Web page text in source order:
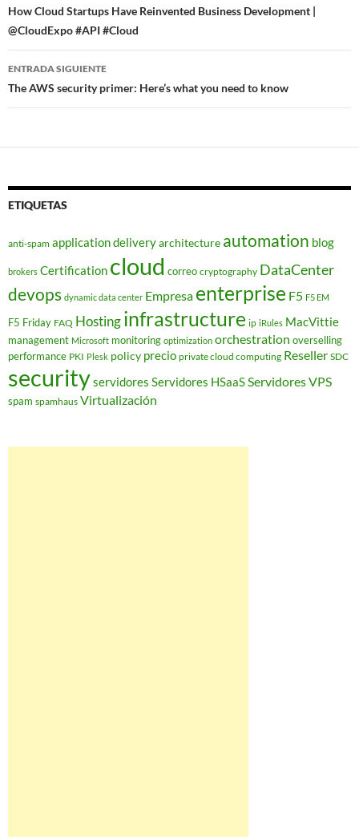
de
entradas
How Cloud Startups Have Reinvented Business Development |
@CloudExpo #API #Cloud
ENTRADA SIGUIENTE
The AWS security primer: Here’s what you need to know
ETIQUETAS
anti-spam application deliveryarchitecture automation blog
brokers Certification cloud correo cryptography DataCenter
devops dynamic data center Empresa enterprise F5 F5 EM
F5 Friday FAQ Hostinginfrastructure ip iRules MacVittie
management Microsoft monitoring optimization orchestration overselling
performance PKI Plesk policy precio private cloud computing Reseller SDC
securityservidores Servidores HSaaSServidores VPS
spam spamhaus Virtualización